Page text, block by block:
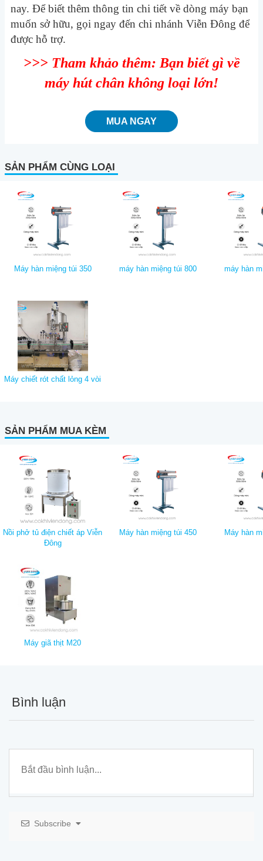
nay. Để biết thêm thông tin chi tiết về dòng máy bạn
muốn sở hữu, gọi ngay đến chi nhánh Viễn Đông để
được hỗ trợ.
>>> Tham khảo thêm: Bạn biết gì về
máy hút chân không loại lớn!
MUA NGAY
SẢN PHẨM CÙNG LOẠI
Máy hàn miệng túi 350 máy hàn miệng túi 800 máy hàn
Máy chiết rót chất lỏng 4 vòi
SẢN PHẨM MUA KÈM
Nồi phở tủ điện chiết áp Viễn
Đông
Máy hàn miệng túi 450 Máy hàn
Máy giã thịt M20
Bình luận
Subscribe